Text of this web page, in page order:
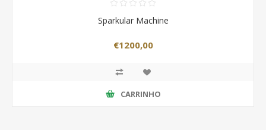
Sparkular Machine
€1200,00
CARRINHO